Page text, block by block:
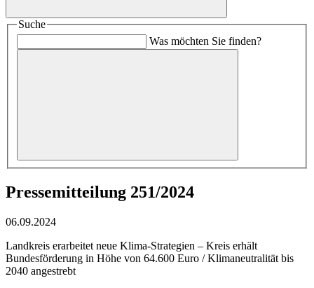
Suche
Was möchten Sie finden?
Pressemitteilung 251/2024
06.09.2024
Landkreis erarbeitet neue Klima-Strategien – Kreis erhält
Bundesförderung in Höhe von 64.600 Euro / Klimaneutralität bis
2040 angestrebt